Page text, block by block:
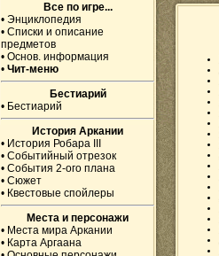
Все по игре...
• Энциклопедия
• Списки и описание
предметов
• Основ. информация
• Чит-меню
Бестиарий
• Бестиарий
История Аркании
• История Робара III
• Событийный отрезок
• События 2-ого плана
• Сюжет
• Квестовые спойлеры
Места и персонажи
• Места мира Аркании
• Карта Аргаана